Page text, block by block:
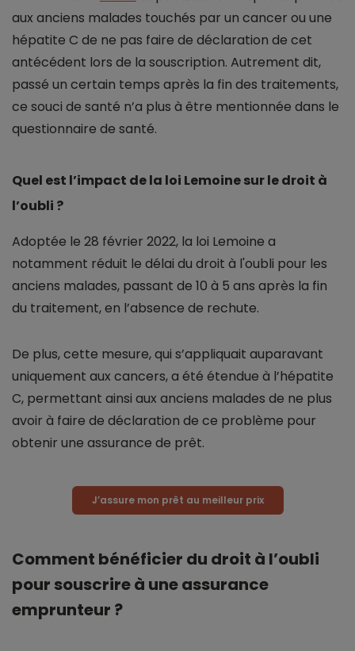
aux anciens malades touchés par un cancer ou une
hépatite C de ne pas faire de déclaration de cet
antécédent lors de la souscription. Autrement dit,
passé un certain temps après la fin des traitements,
ce souci de santé n’a plus à être mentionnée dans le
questionnaire de santé.
Quel est l’impact de la loi Lemoine sur le droit à
l’oubli ?
Adoptée le 28 février 2022, la loi Lemoine a
notamment réduit le délai du droit à l'oubli pour les
anciens malades, passant de 10 à 5 ans après la fin
du traitement, en l’absence de rechute.
De plus, cette mesure, qui s’appliquait auparavant
uniquement aux cancers, a été étendue à l’hépatite
C, permettant ainsi aux anciens malades de ne plus
avoir à faire de déclaration de ce problème pour
obtenir une assurance de prêt.
J’assure mon prêt au meilleur prix
Comment bénéficier du droit à l’oubli
pour souscrire à une assurance
emprunteur ?